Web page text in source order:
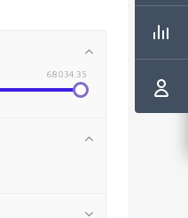
68 034.35